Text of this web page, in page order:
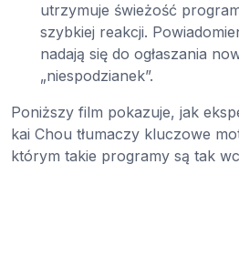
utrzymuje świeżość
szybkiej reakcji.
nadają się do ogłaszania
„niespodzianek”.
Poniższy film pokazuje, jak
kai Chou tłumaczy kluczowe
którym takie programy są tak